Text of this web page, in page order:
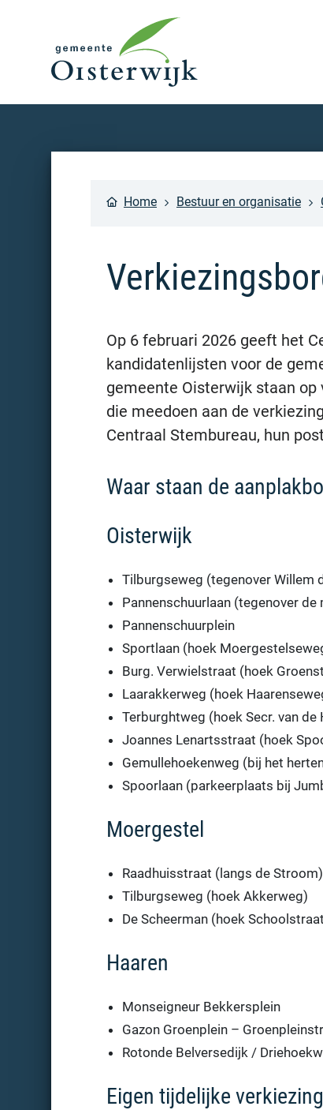
Home Bestuur en organisatie
Op 6 februari 2026 geeft het
kandidatenlijsten voor de
gemeente Oisterwijk staan
die meedoen aan de
Centraal Stembureau, hun
Waar staan de
Oisterwijk
Tilburgseweg (tegenover Willem
Pannenschuurlaan (tegenover de
Pannenschuurplein
Sportlaan (hoek
Burg. Verwielstraat (hoek
Laarakkerweg (hoek
Terburghtweg (hoek Secr. van de
Joannes Lenartsstraat (hoek
Gemullehoekenweg (bij het
Spoorlaan (parkeerplaats bij
Moergestel
Raadhuisstraat (langs de Stroom)
Tilburgseweg (hoek Akkerweg)
De Scheerman (hoek
Haaren
Monseigneur Bekkersplein
Gazon Groenplein –
Rotonde Belversedijk /
Eigen tijdelijke